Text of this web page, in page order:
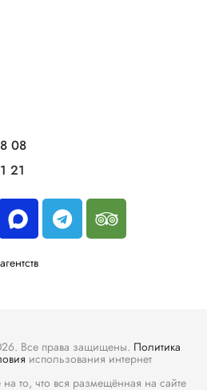
08
21
Все права защищены. Политика
использования интернет
то, что вся размещённая на сайте